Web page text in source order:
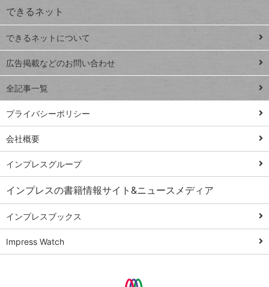
close
閉じ
る
連載
Excel Q&A
トイアンナ流仕
事術
PowerAutomate
ではじめる業務
の完全自動化
AI議事録作成術
Windows 11
Q&A
Teams踏み込み
活用術
Excel講師の仕事
術
できるネット
できるネットについて
広告掲載などのお問い合わせ
全記事一覧
プライバシーポリシー
会社概要
インプレスグループ
インプレスの書籍情報サイト&ニュースメディア
インプレスブックス
Impress Watch